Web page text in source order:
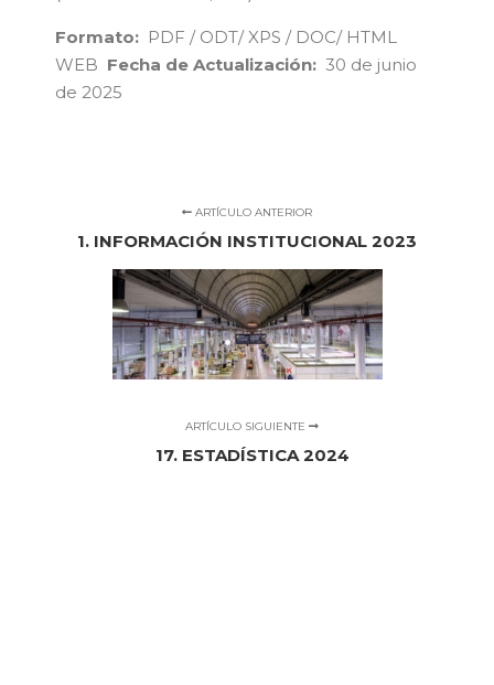
Formato: PDF / ODT/ XPS / DOC/ HTML
WEB Fecha de Actualización: 30 de junio
de 2025
ARTÍCULO ANTERIOR
1. INFORMACIÓN INSTITUCIONAL 2023
ARTÍCULO SIGUIENTE
17. ESTADÍSTICA 2024